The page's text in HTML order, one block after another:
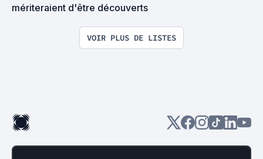
mériteraient d'être découverts
VOIR PLUS DE LISTES